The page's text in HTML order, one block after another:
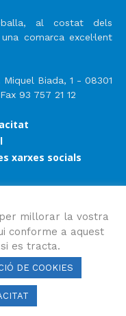
al costat dels
comarca excel·lent
Biada, 1 - 08301
93 757 21 12
xarxes socials
© Tots els drets
millorar la vostra
conforme a aquest
es tracta.
DE COOKIES